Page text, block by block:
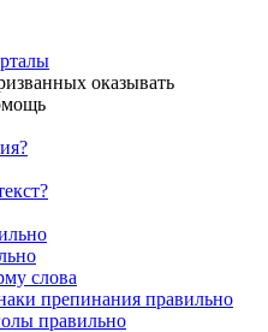
оказывать
слова
препинания правильно
правильно